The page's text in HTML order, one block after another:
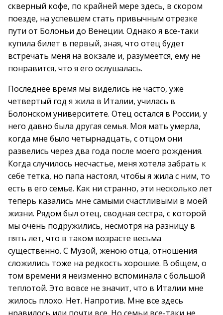
скверный кофе, по крайней мере здесь, в скором
поезде, на успевшем стать привычным отрезке
пути от Болоньи до Венеции. Однако я все-таки
купила билет в первый, зная, что отец будет
встречать меня на вокзале и, разумеется, ему не
понравится, что я его ослушалась.
Последнее время мы виделись не часто, уже
четвертый год я жила в Италии, училась в
Болонском университете. Отец остался в России, у
него давно была другая семья. Моя мать умерла,
когда мне было четырнадцать, с отцом они
развелись через два года после моего рождения.
Когда случилось несчастье, меня хотела забрать к
себе тетка, но папа настоял, чтобы я жила с ним, то
есть в его семье. Как ни странно, эти несколько лет
теперь казались мне самыми счастливыми в моей
жизни. Рядом был отец, сводная сестра, с которой
мы очень подружились, несмотря на разницу в
пять лет, что в таком возрасте весьма
существенно. С Музой, женою отца, отношения
сложились тоже на редкость хорошие. В общем, о
том времени я неизменно вспоминала с большой
теплотой. Это вовсе не значит, что в Италии мне
жилось плохо. Нет. Напротив. Мне все здесь